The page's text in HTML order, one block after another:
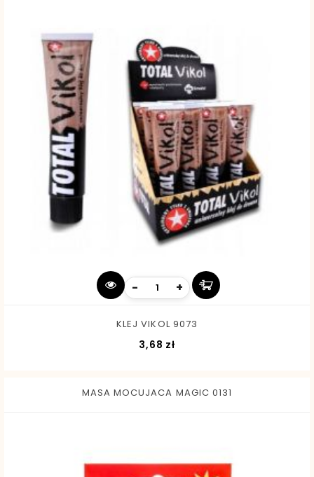
- +
KLEJ VIKOL 9073
3,68 zł
MASA MOCUJACA MAGIC 0131